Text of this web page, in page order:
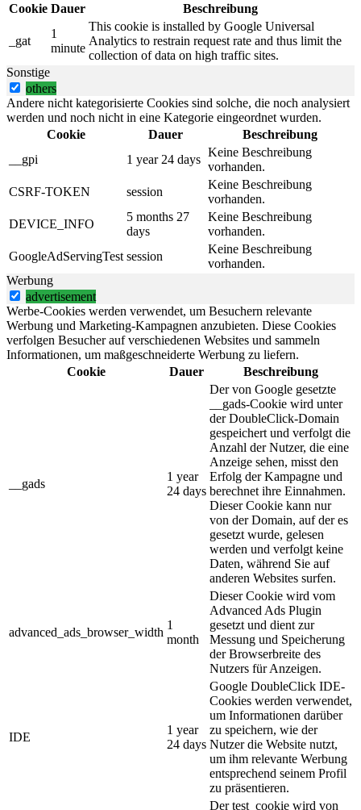
Cookie Dauer Beschreibung
_gat
1
minute
This cookie is installed by Google Universal
Analytics to restrain request rate and thus limit the
collection of data on high traffic sites.
Sonstige
others
Andere nicht kategorisierte Cookies sind solche, die noch analysiert
werden und noch nicht in eine Kategorie eingeordnet wurden.
Cookie
Dauer
Beschreibung
__gpi
1 year 24 days
Keine Beschreibung
vorhanden.
CSRF-TOKEN
session
Keine Beschreibung
vorhanden.
DEVICE_INFO
5 months 27
days
Keine Beschreibung
vorhanden.
GoogleAdServingTest session
Keine Beschreibung
vorhanden.
Werbung
advertisement
Werbe-Cookies werden verwendet, um Besuchern relevante
Werbung und Marketing-Kampagnen anzubieten. Diese Cookies
verfolgen Besucher auf verschiedenen Websites und sammeln
Informationen, um maßgeschneiderte Werbung zu liefern.
Cookie
Dauer Beschreibung
__gads
1 year
24 days
Der von Google gesetzte
__gads-Cookie wird unter
der DoubleClick-Domain
gespeichert und verfolgt die
Anzahl der Nutzer, die eine
Anzeige sehen, misst den
Erfolg der Kampagne und
berechnet ihre Einnahmen.
Dieser Cookie kann nur
von der Domain, auf der es
gesetzt wurde, gelesen
werden und verfolgt keine
Daten, während Sie auf
anderen Websites surfen.
advanced_ads_browser_width
1
month
Dieser Cookie wird vom
Advanced Ads Plugin
gesetzt und dient zur
Messung und Speicherung
der Browserbreite des
Nutzers für Anzeigen.
IDE
1 year
24 days
Google DoubleClick IDE-
Cookies werden verwendet,
um Informationen darüber
zu speichern, wie der
Nutzer die Website nutzt,
um ihm relevante Werbung
entsprechend seinem Profil
zu präsentieren.
Der test_cookie wird von